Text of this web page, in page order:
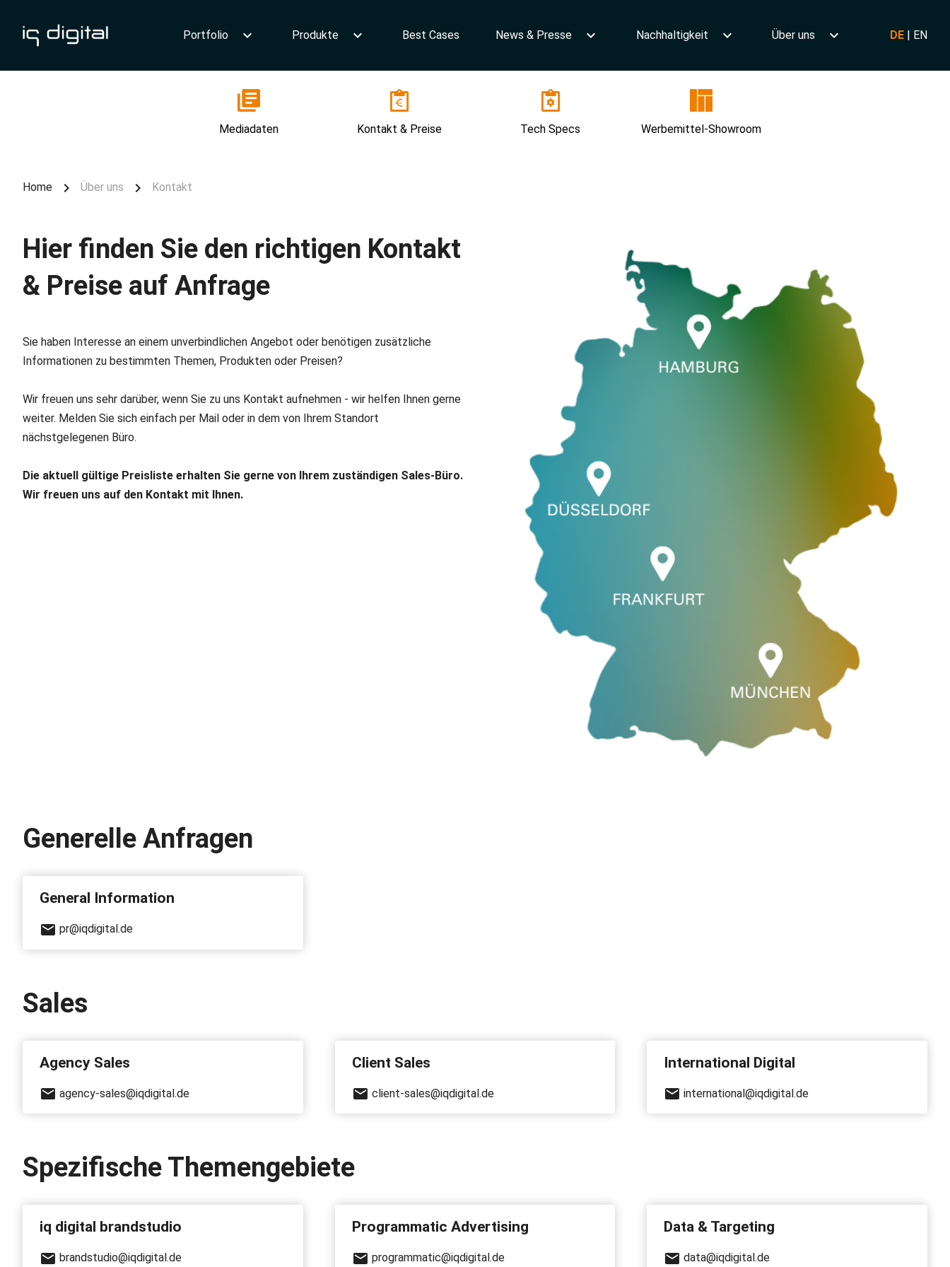
Portfolio Produkte Best Cases News & Presse Nachhaltigkeit Über uns DE| EN
Mediadaten Kontakt & Preise Tech Specs Werbemittel-Showroom
Home Über uns Kontakt
Hier finden Sie den richtigen Kontakt
& Preise auf Anfrage
Sie haben Interesse an einem unverbindlichen Angebot oder benötigen zusätzliche
Informationen zu bestimmten Themen, Produkten oder Preisen?
Wir freuen uns sehr darüber, wenn Sie zu uns Kontakt aufnehmen - wir helfen Ihnen gerne
weiter. Melden Sie sich einfach per Mail oder in dem von Ihrem Standort
nächstgelegenen Büro.
Die aktuell gültige Preisliste erhalten Sie gerne von Ihrem zuständigen Sales-Büro.
Wir freuen uns auf den Kontakt mit Ihnen.
Generelle Anfragen
General Information
pr@iqdigital.de
Sales
Agency Sales
agency-sales@iqdigital.de
Client Sales
client-sales@iqdigital.de
International Digital
international@iqdigital.de
Spezifische Themengebiete
iq digital brandstudio
brandstudio@iqdigital.de
Programmatic Advertising
programmatic@iqdigital.de
Data & Targeting
data@iqdigital.de